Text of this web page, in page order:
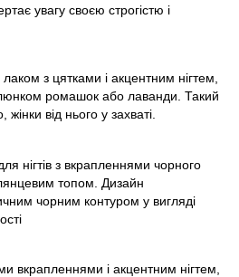
увагу своєю строгістю і
з цятками і акцентним нігтем,
ромашок або лаванди. Такий
від нього у захваті.
нігтів з вкрапленнями чорного
топом. Дизайн
чорним контуром у вигляді
вкрапленнями і акцентним нігтем,